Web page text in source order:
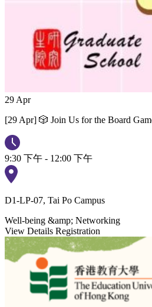
29 Apr
[29 Apr] 🎲 Join Us for the Board
9:30 下午 - 12:00 下午
D1-LP-07, Tai Po Campus
Well-being &amp; Networking
View Details Registration